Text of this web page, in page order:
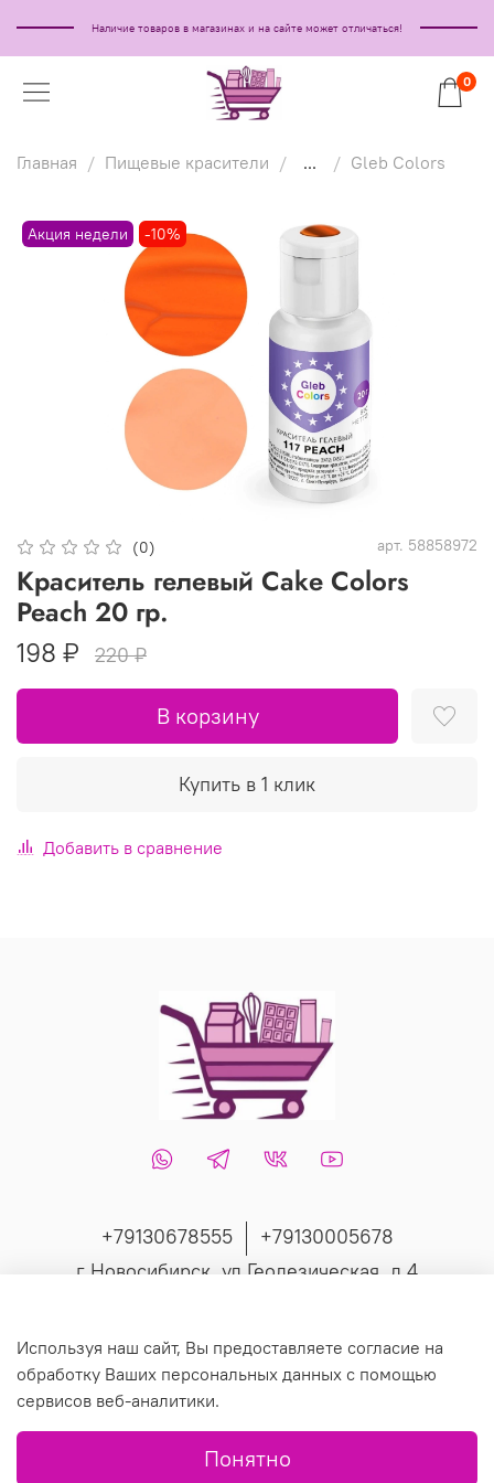
Наличие товаров в магазинах и на сайте может отличаться!
0
Главная Пищевые красители ... Gleb Colors
Акция недели -10%
(0) арт. 58858972
Краситель гелевый Cake Colors
Peach 20 гр.
198 ₽ 220 ₽
В корзину
Купить в 1 клик
Добавить в сравнение
+79130678555
+79130005678
г Новосибирск, ул Геодезическая, д 4
© 2019 Любое использование контента без письменного
разрешения запрещено.
Используя наш сайт, Вы предоставляете согласие на
обработку Ваших персональных данных с помощью
сервисов веб-аналитики.
Понятно